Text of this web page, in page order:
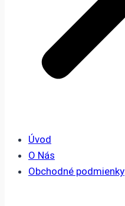
Úvod
O Nás
Obchodné podmienky